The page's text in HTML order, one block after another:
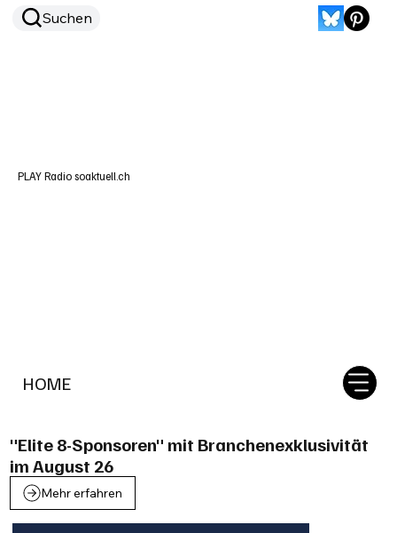
HOME
Suchen
PLAY Radio soaktuell.ch
"Elite 8-Sponsoren" mit Branchenexklusivität
im August 26
Mehr erfahren